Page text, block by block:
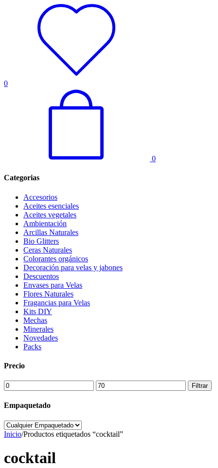
0
0
Categorias
Accesorios
Aceites esenciales
Aceites vegetales
Ambientación
Arcillas Naturales
Bio Glitters
Ceras Naturales
Colorantes orgánicos
Decoración para velas y jabones
Descuentos
Envases para Velas
Flores Naturales
Fragancias para Velas
Kits DIY
Mechas
Minerales
Novedades
Packs
Precio
Precio
mínimo
Precio
máximo
Filtrar
Empaquetado
Inicio/Productos etiquetados “cocktail”
cocktail